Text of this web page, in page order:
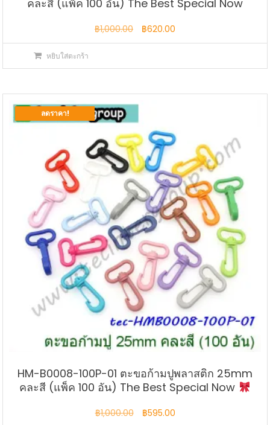
คละสี (แพ็ค 100 อัน) The Best Special Now
฿1,000.00
Original
price
฿620.00
price
หยิบใส่ตะกร้า
ลดราคา!
HM-B0008-100P-01 ตะขอก้ามปูพลาสติก 25mm
คละสี (แพ็ค 100 อัน) The Best Special Now
฿1,000.00
Original
฿595.00Current